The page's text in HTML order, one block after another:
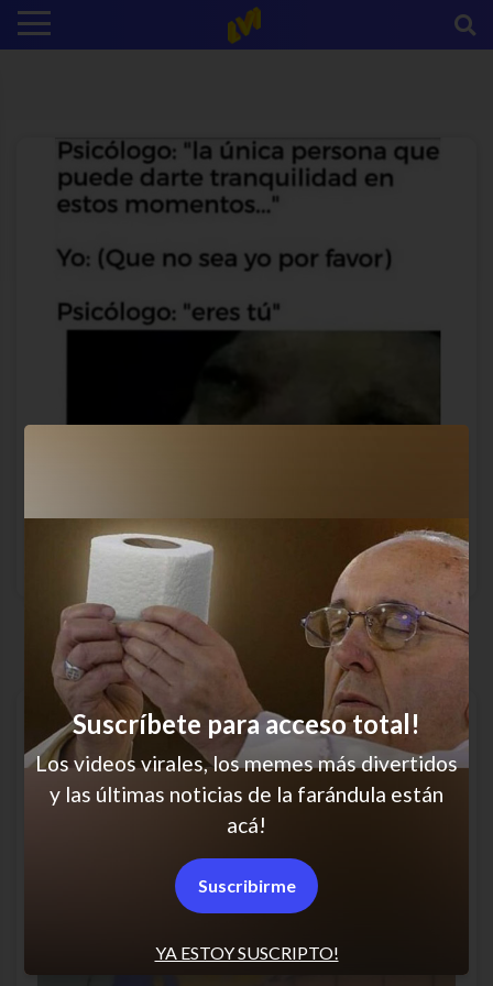
Qué desgracia
YA ESTOY SUSCRIPTO!
Suscríbete para acceso total!
Los videos virales, los memes más divertidos
y las últimas noticias de la farándula están
acá!
Suscribirme